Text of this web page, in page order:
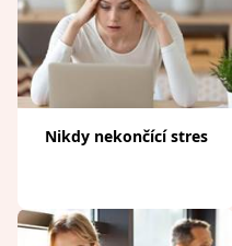
Nikdy nekončící stres